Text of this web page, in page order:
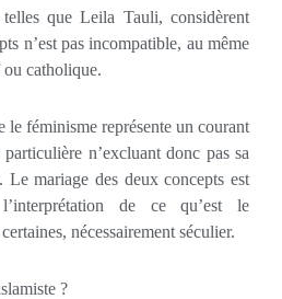
que Leila Tauli, considèrent
n’est pas incompatible, au même
catholique.
le féminisme représente un courant
n’excluant donc pas sa
mariage des deux concepts est
de ce qu’est le
nécessairement séculier.
?